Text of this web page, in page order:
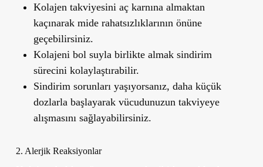
Kolajen takviyesini aç karnına almaktan
kaçınarak mide rahatsızlıklarının önüne
geçebilirsiniz.
Kolajeni bol suyla birlikte almak sindirim
sürecini kolaylaştırabilir.
Sindirim sorunları yaşıyorsanız, daha küçük
dozlarla başlayarak vücudunuzun takviyeye
alışmasını sağlayabilirsiniz.
2. Alerjik Reaksiyonlar